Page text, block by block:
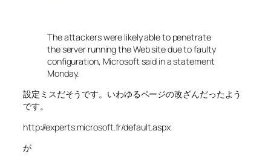
The attackers were likely able to penetrate
the server running the Web site due to faulty
configuration, Microsoft said in a statement
Monday.
設定ミスだそうです。いわゆるページの改ざんだったよう
です。
http://experts.microsoft.fr/default.aspx
が